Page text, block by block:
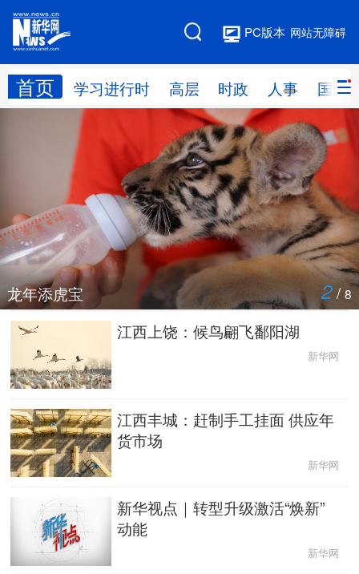
网站无障碍
PC版本
首页 学习进行时 高层 时政 人事 国际
网站地图
学习进行时 高层 时政 人事
财经 网评 港澳
台湾 思客智库 全球连线 教育
科技 科创 量子 体育
文化 书画 健康 军事
访谈 政务
中央文件
人居 信息化 数字经济 学术中国
乡村振兴 旅游
能源 会展 彩票 娱乐
时尚 一带一路
龙年添虎宝 2/8
江西上饶：候鸟翩飞鄱阳湖
新华网
江西丰城：赶制手工挂面 供应年
货市场
新华网
新华视点｜转型升级激活“焕新”
动能
新华网